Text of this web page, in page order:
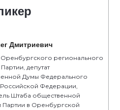
Дмитриевич
Оренбургского регионального
депутат
Думы Федерального
Федерации,
Штаба общественной
Партии в Оренбургской